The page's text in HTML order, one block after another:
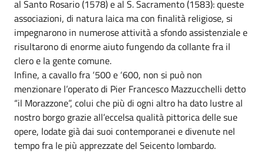
al Santo Rosario (1578) e al S. Sacramento (1583): queste
associazioni, di natura laica ma con finalità religiose, si
impegnarono in numerose attività a sfondo assistenziale e
risultarono di enorme aiuto fungendo da collante fra il
clero e la gente comune.
Infine, a cavallo fra ‘500 e ‘600, non si può non
menzionare l’operato di Pier Francesco Mazzucchelli detto
“il Morazzone”, colui che più di ogni altro ha dato lustre al
nostro borgo grazie all’eccelsa qualità pittorica delle sue
opere, lodate già dai suoi contemporanei e divenute nel
tempo fra le più apprezzate del Seicento lombardo.